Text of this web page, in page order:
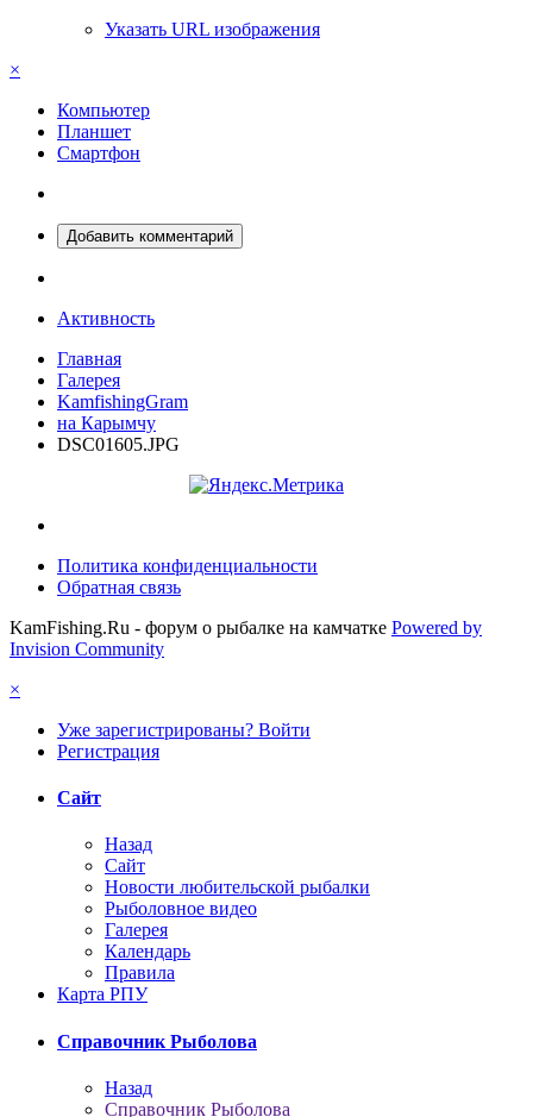
Указать URL изображения
×
Компьютер
Планшет
Смартфон
Добавить комментарий
Активность
Главная
Галерея
KamfishingGram
на Карымчу
DSC01605.JPG
Политика конфиденциальности
Обратная связь
KamFishing.Ru - форум о рыбалке на камчатке Powered by
Invision Community
×
Уже зарегистрированы? Войти
Регистрация
Сайт
Назад
Сайт
Новости любительской рыбалки
Рыболовное видео
Галерея
Календарь
Правила
Карта РПУ
Справочник Рыболова
Назад
Справочник Рыболова